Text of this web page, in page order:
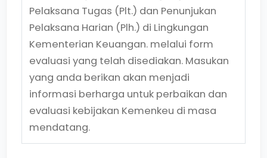
Pelaksana Tugas (Plt.) dan Penunjukan
Pelaksana Harian (Plh.) di Lingkungan
Kementerian Keuangan. melalui form
evaluasi yang telah disediakan. Masukan
yang anda berikan akan menjadi
informasi berharga untuk perbaikan dan
evaluasi kebijakan Kemenkeu di masa
mendatang.